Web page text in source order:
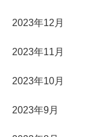
2023年12月
2023年11月
2023年10月
2023年9月